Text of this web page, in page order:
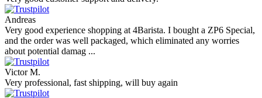
Andreas
Very good experience shopping at 4Barista. I bought a ZP6 Special,
and the order was well packaged, which eliminated any worries
about potential damag ...
Victor M.
Very professional, fast shipping, will buy again